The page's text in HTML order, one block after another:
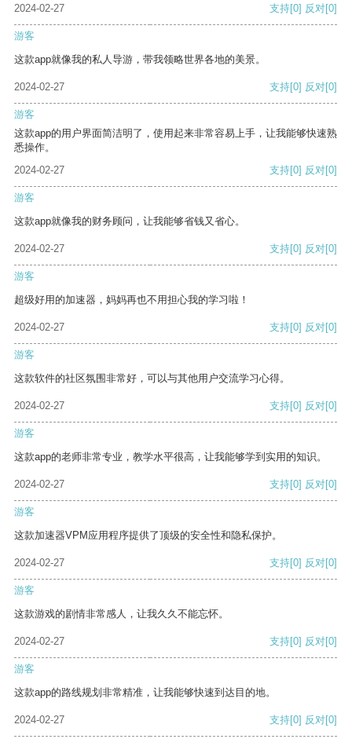
2024-02-27 支持[0] 反对[0]
游客
这款app就像我的私人导游，带我领略世界各地的美景。
2024-02-27 支持[0] 反对[0]
游客
这款app的用户界面简洁明了，使用起来非常容易上手，让我能够快速熟
悉操作。
2024-02-27
支持[0] 反对[0]
游客
这款app就像我的财务顾问，让我能够省钱又省心。
2024-02-27 支持[0] 反对[0]
游客
超级好用的加速器，妈妈再也不用担心我的学习啦！
2024-02-27 支持[0] 反对[0]
游客
这款软件的社区氛围非常好，可以与其他用户交流学习心得。
2024-02-27 支持[0] 反对[0]
游客
这款app的老师非常专业，教学水平很高，让我能够学到实用的知识。
2024-02-27 支持[0] 反对[0]
游客
这款加速器VPM应用程序提供了顶级的安全性和隐私保护。
2024-02-27 支持[0] 反对[0]
游客
这款游戏的剧情非常感人，让我久久不能忘怀。
2024-02-27 支持[0] 反对[0]
游客
这款app的路线规划非常精准，让我能够快速到达目的地。
2024-02-27 支持[0] 反对[0]